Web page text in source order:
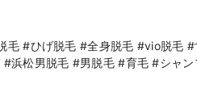
毛 #ひげ脱毛 #全身脱毛 #vio脱毛
浜松男脱毛 #男脱毛 #育毛 #シャン